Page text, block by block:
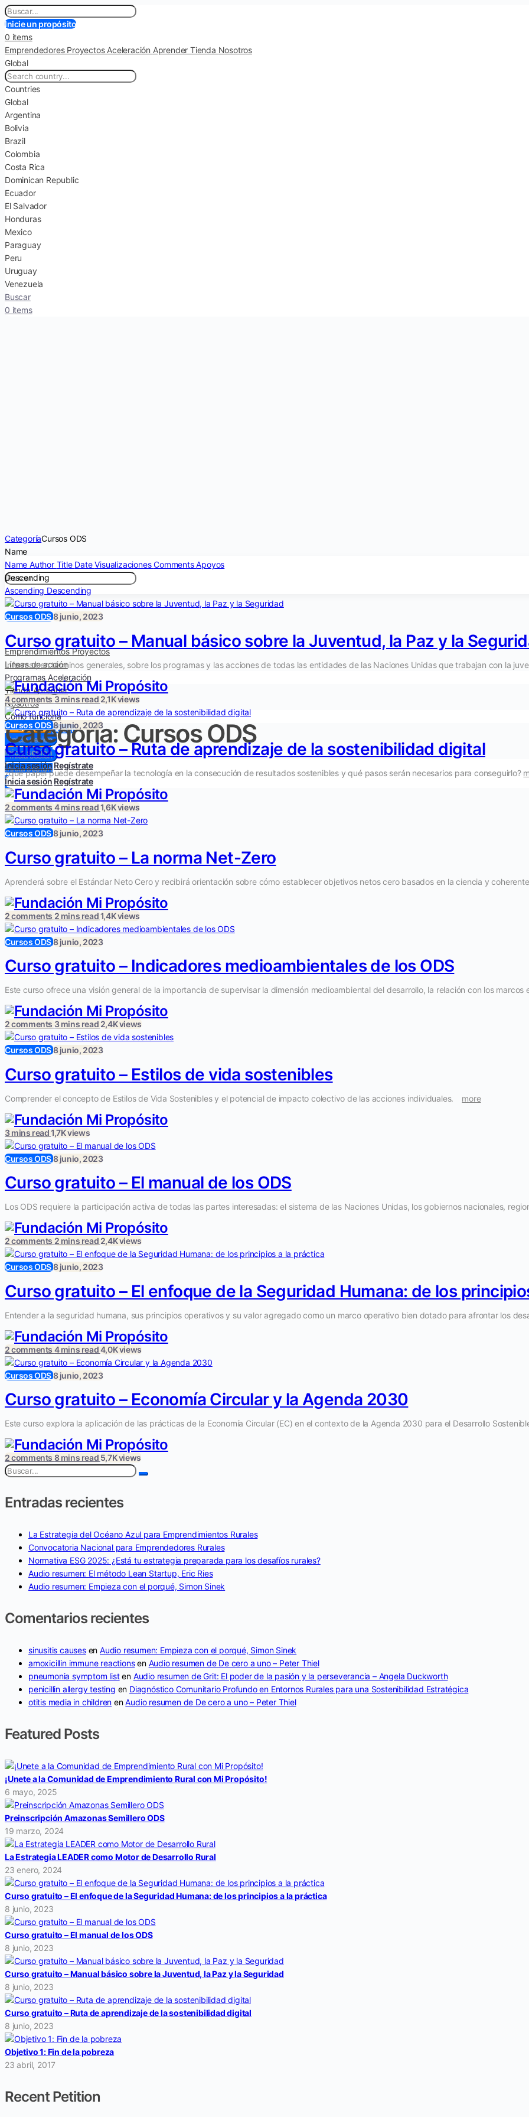
Inicie un propósito
0 items
Emprendedores Proyectos Aceleración AprenderTienda Nosotros
Global
Countries
Global
Argentina
Bolivia
Brazil
Colombia
Costa Rica
Dominican Republic
Ecuador
El Salvador
Honduras
Mexico
Paraguay
Peru
Uruguay
Venezuela
Buscar
0 items
EmprendimientosProyectos
Líneas de acción
Programas Aceleración
TiendaAprender
Nosotros
Cómo funciona
Inicie un propósito
Regístrate
Inicia sesión
Inicia sesión
Inicia sesión Regístrate
Regístrate
Inicia sesión
Inicia sesión
Inicia sesiónRegístrate
Categoría:Cursos ODS
CategoríaCursos ODS
Name
Name Author Title DateVisualizacionesCommentsApoyos
Descending
Ascending Descending
Cursos ODS8 junio, 2023
Curso gratuito – Manual básico sobre la Juventud, la Paz y la
Informar, en términos generales, sobre los programas y las acciones de todas las entidades de las Naciones Unidas que trabajan con la
4 comments 3 mins read2,1K views
Cursos ODS8 junio, 2023
Curso gratuito – Ruta de aprendizaje de la sostenibilidad digital
¿qué papel puede desempeñar la tecnología en la consecución de resultados sostenibles y qué pasos serán necesarios para conseguirlo?
2 comments 4 mins read1,6K views
Cursos ODS8 junio, 2023
Curso gratuito – La norma Net-Zero
Aprenderá sobre el Estándar Neto Cero y recibirá orientación sobre cómo establecer objetivos netos cero basados en la ciencia y
2 comments 2 mins read1,4K views
Cursos ODS8 junio, 2023
Curso gratuito – Indicadores medioambientales de los ODS
Este curso ofrece una visión general de la importancia de supervisar la dimensión medioambiental del desarrollo, la relación con los marcos
2 comments 3 mins read2,4K views
Cursos ODS8 junio, 2023
Curso gratuito – Estilos de vida sostenibles
Comprender el concepto de Estilos de Vida Sostenibles y el potencial de impacto colectivo de las acciones individuales. more
3 mins read1,7K views
Cursos ODS8 junio, 2023
Curso gratuito – El manual de los ODS
Los ODS requiere la participación activa de todas las partes interesadas: el sistema de las Naciones Unidas, los gobiernos nacionales,
2 comments 2 mins read2,4K views
Cursos ODS8 junio, 2023
Curso gratuito – El enfoque de la Seguridad Humana: de los
Entender a la seguridad humana, sus principios operativos y su valor agregado como un marco operativo bien dotado para afrontar los
2 comments 4 mins read4,0K views
Cursos ODS8 junio, 2023
Curso gratuito – Economía Circular y la Agenda 2030
Este curso explora la aplicación de las prácticas de la Economía Circular (EC) en el contexto de la Agenda 2030 para el Desarrollo
2 comments 8 mins read 5,7K views
Entradas recientes
La Estrategia del Océano Azul para Emprendimientos Rurales
Convocatoria Nacional para Emprendedores Rurales
Normativa ESG 2025: ¿Está tu estrategia preparada para los desafíos rurales?
Audio resumen: El método Lean Startup, Eric Ries
Audio resumen: Empieza con el porqué, Simon Sinek
Comentarios recientes
sinusitis causesenAudio resumen: Empieza con el porqué, Simon Sinek
amoxicillin immune reactionsen Audio resumen de De cero a uno – Peter Thiel
pneumonia symptom listen Audio resumen de Grit: El poder de la pasión y la perseverancia – Angela Duckworth
penicillin allergy testing en Diagnóstico Comunitario Profundo en Entornos Rurales para una Sostenibilidad Estratégica
otitis media in children enAudio resumen de De cero a uno – Peter Thiel
Featured Posts
¡Unete a la Comunidad de Emprendimiento Rural con Mi Propósito!
6 mayo, 2025
Preinscripción Amazonas Semillero ODS
19 marzo, 2024
La Estrategia LEADER como Motor de Desarrollo Rural
23 enero, 2024
Curso gratuito – El enfoque de la Seguridad Humana: de los principios a la práctica
8 junio, 2023
Curso gratuito – El manual de los ODS
8 junio, 2023
Curso gratuito – Manual básico sobre la Juventud, la Paz y la Seguridad
8 junio, 2023
Curso gratuito – Ruta de aprendizaje de la sostenibilidad digital
8 junio, 2023
Objetivo 1: Fin de la pobreza
23 abril, 2017
Recent Petition